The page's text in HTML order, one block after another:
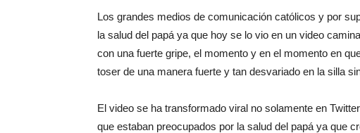
Los grandes medios de comunicación católicos y por
la salud del papá ya que hoy se lo vio en un video
con una fuerte gripe, el momento y en el momento en
toser de una manera fuerte y tan desvariado en la silla
El video se ha transformado viral no solamente en
que estaban preocupados por la salud del papá ya que